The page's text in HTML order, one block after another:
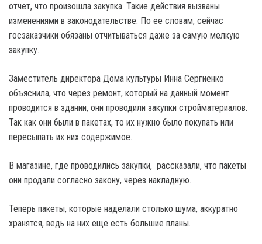
отчет, что произошла закупка. Такие действия вызваны
изменениями в законодательстве. По ее словам, сейчас
госзаказчики обязаны отчитываться даже за самую мелкую
закупку.
Заместитель директора Дома культуры Инна Сергиенко
объяснила, что через ремонт, который на данный момент
проводится в здании, они проводили закупки стройматериалов.
Так как они были в пакетах, то их нужно было покупать или
пересыпать их них содержимое.
В магазине, где проводились закупки, рассказали, что пакеты
они продали согласно закону, через накладную.
Теперь пакеты, которые наделали столько шума, аккуратно
хранятся, ведь на них еще есть большие планы.